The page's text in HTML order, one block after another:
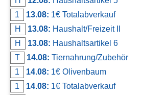
1
13.08: 1€ Totalabverkauf
H
13.08: Haushalt/Freizeit II
H
13.08: Haushaltsartikel 6
T
14.08: Tiernahrung/Zubehör
1
14.08: 1€ Olivenbaum
1
14.08: 1€ Totalabverkauf